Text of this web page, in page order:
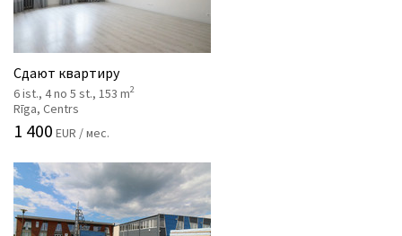
Сдают квартиру
6 ist., 4 no 5 st., 153 m2
Rīga, Centrs
1 400 EUR / мес.